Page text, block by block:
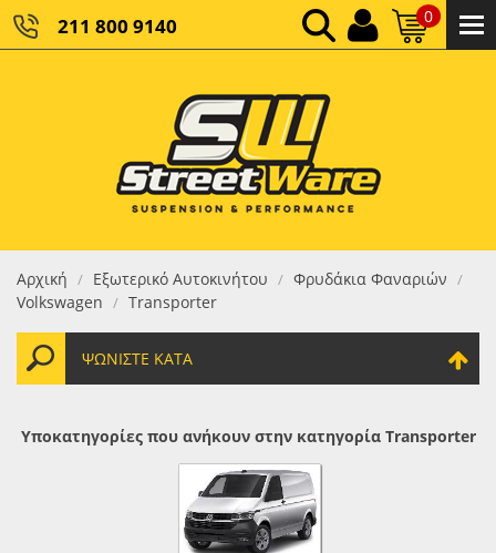
211 800 9140 0
ΚΑΘΑΡΌ ΣΎΝΟΛΟ:
ΤΕΛΙΚΌ ΣΎΝΟΛΟ:0,00 €
Αρχική / Εξωτερικό Αυτοκινήτου / Φρυδάκια Φαναριών /
Volkswagen / Transporter
ΨΩΝΊΣΤΕ ΚΑΤΆ
Υποκατηγορίες που ανήκουν στην κατηγορία Transporter